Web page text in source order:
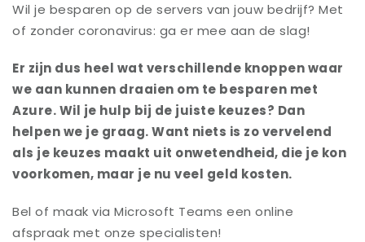
Wil je besparen op de servers van jouw bedrijf? Met
of zonder coronavirus: ga er mee aan de slag!
Er zijn dus heel wat verschillende knoppen waar
we aan kunnen draaien om te besparen met
Azure. Wil je hulp bij de juiste keuzes? Dan
helpen we je graag. Want niets is zo vervelend
als je keuzes maakt uit onwetendheid, die je kon
voorkomen, maar je nu veel geld kosten.
Bel of maak via Microsoft Teams een online
afspraak met onze specialisten!